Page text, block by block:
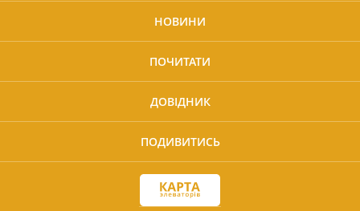
НОВИНИ
ПОЧИТАТИ
ДОВІДНИК
ПОДИВИТИСЬ